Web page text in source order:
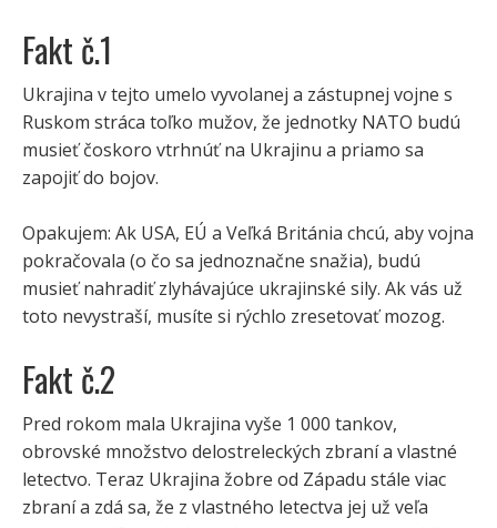
Fakt č.1
Ukrajina v tejto umelo vyvolanej a zástupnej vojne s
Ruskom stráca toľko mužov, že jednotky NATO budú
musieť čoskoro vtrhnúť na Ukrajinu a priamo sa
zapojiť do bojov.
Opakujem: Ak USA, EÚ a Veľká Británia chcú, aby vojna
pokračovala (o čo sa jednoznačne snažia), budú
musieť nahradiť zlyhávajúce ukrajinské sily. Ak vás už
toto nevystraší, musíte si rýchlo zresetovať mozog.
Fakt č.2
Pred rokom mala Ukrajina vyše 1 000 tankov,
obrovské množstvo delostreleckých zbraní a vlastné
letectvo. Teraz Ukrajina žobre od Západu stále viac
zbraní a zdá sa, že z vlastného letectva jej už veľa